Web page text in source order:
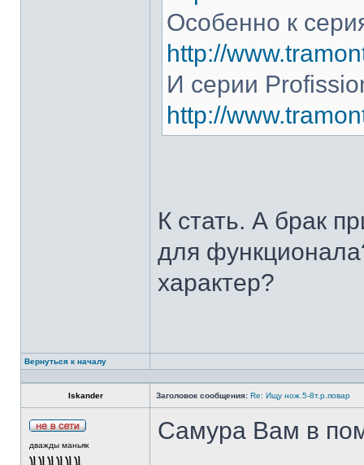
Особенно к
http://
И серии
http://
К стать. А брак
для
характер?
Вернуться к началу
Iskander Заголовок сообщения: Re: Ищу нож.5-8т.р.повар
дважды маньяк
Самура Вам в